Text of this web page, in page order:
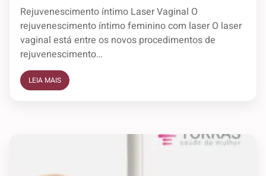
Rejuvenescimento íntimo​ Laser Vaginal O
rejuvenescimento íntimo feminino com laser O laser
vaginal está entre os novos procedimentos de
rejuvenescimento…
LEIA MAIS